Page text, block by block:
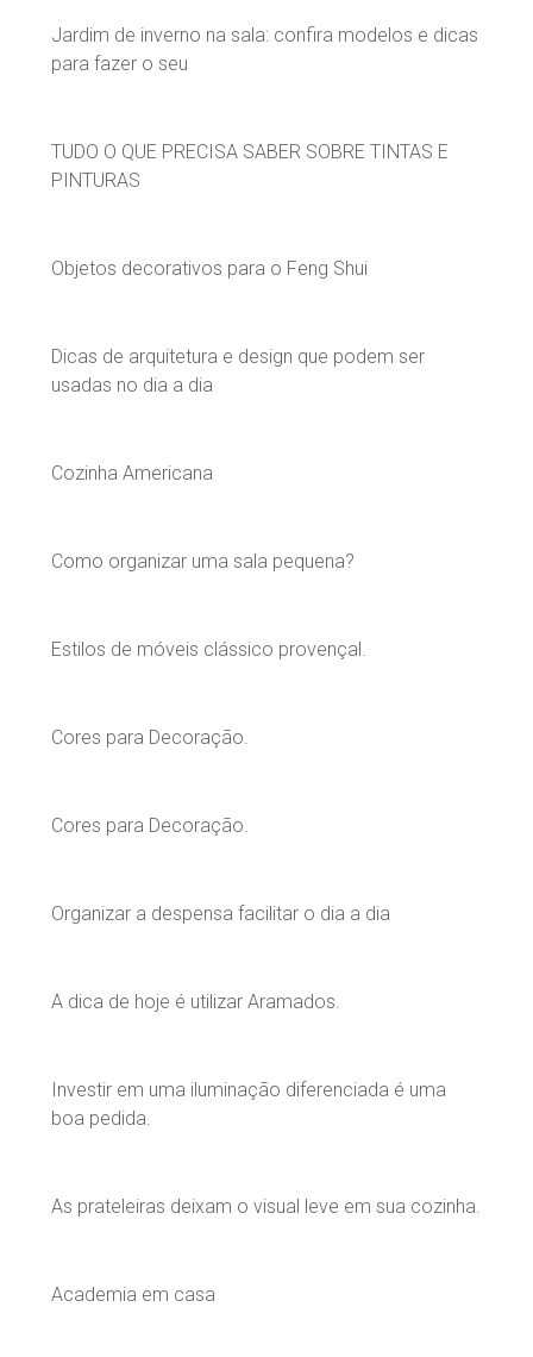
Jardim de inverno na sala: confira modelos e dicas
para fazer o seu
TUDO O QUE PRECISA SABER SOBRE TINTAS E
PINTURAS
Objetos decorativos para o Feng Shui
Dicas de arquitetura e design que podem ser
usadas no dia a dia
Cozinha Americana
Como organizar uma sala pequena?
Estilos de móveis clássico provençal.
Cores para Decoração.
Cores para Decoração.
Organizar a despensa facilitar o dia a dia
A dica de hoje é utilizar Aramados.
Investir em uma iluminação diferenciada é uma
boa pedida.
As prateleiras deixam o visual leve em sua cozinha.
Academia em casa